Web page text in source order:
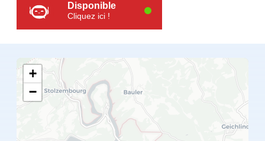
Disponible
Cliquez ici !
+
−